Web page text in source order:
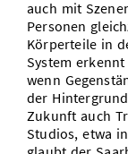
auch mit
Personen
Körperteile in
System
wenn
der
Zukunft auch
Studios, etwa